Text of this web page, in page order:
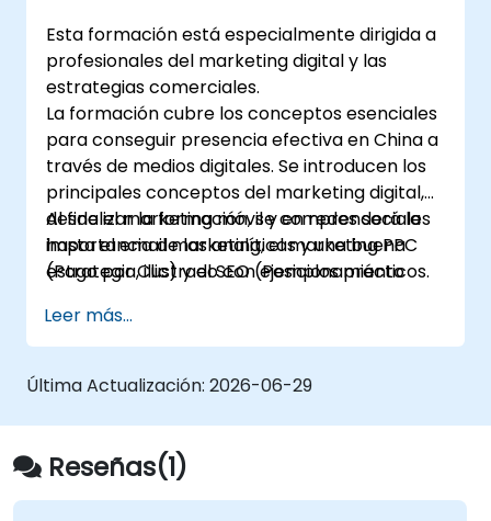
Esta formación está especialmente dirigida a
profesionales del marketing digital y las
estrategias comerciales.
La formación cubre los conceptos esenciales
para conseguir presencia efectiva en China a
través de medios digitales. Se introducen los
principales conceptos del marketing digital,
desde el marketing móvil y en redes sociales
hasta el email marketing, el marketing PPC
(Pago por Clic) y el SEO (Posicionamiento
Al finalizar la formación, se comprenderá la
importancia de las analíticas y una buena
estrategia, ilustrado con ejemplos prácticos.
Leer más...
Última Actualización: 2026-06-29
Reseñas(1)